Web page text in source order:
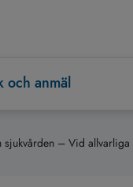
och anmäl
– Vid